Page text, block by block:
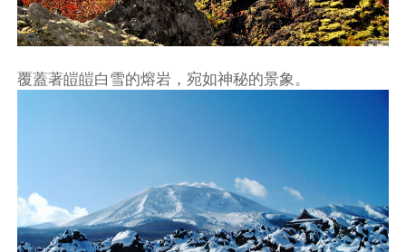
覆蓋著皚皚白雪的熔岩，宛如神秘的景象。